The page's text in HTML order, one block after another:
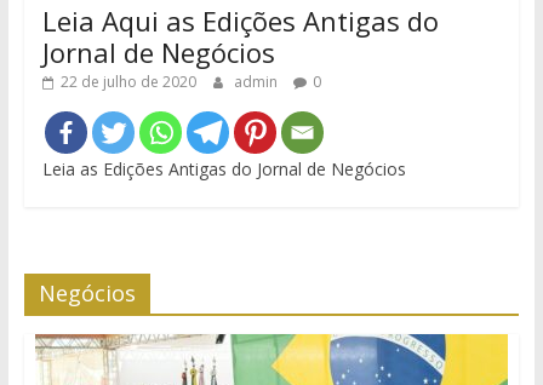
Leia Aqui as Edições Antigas do
Jornal de Negócios
22 de julho de 2020 admin 0
Leia as Edições Antigas do Jornal de Negócios
Negócios